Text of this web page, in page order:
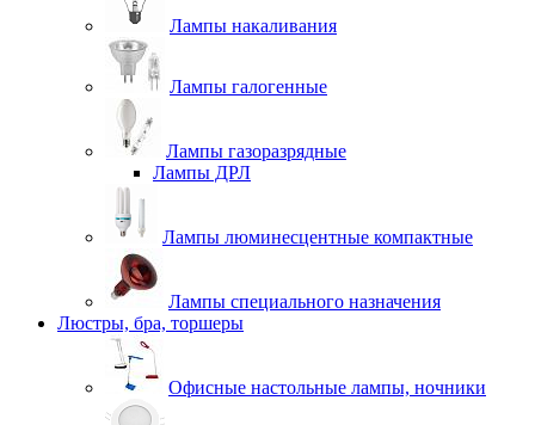
Лампы накаливания
Лампы галогенные
Лампы газоразрядные
Лампы ДРЛ
Лампы люминесцентные компактные
Лампы специального назначения
Люстры, бра, торшеры
Офисные настольные лампы, ночники